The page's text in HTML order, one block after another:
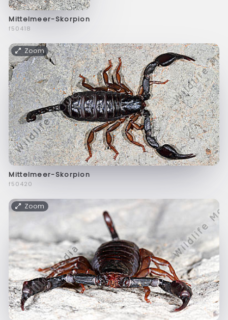
Mittelmeer-Skorpion
f50418
Zoom
Mittelmeer-Skorpion
f50420
Zoom